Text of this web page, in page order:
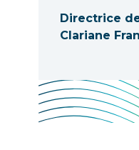
Directrice
Clariane